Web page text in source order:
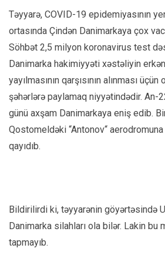
Təyyarə, COVID-19 epidemiyasının
ortasında Çindən Danimarkaya çox
Söhbət 2,5 milyon koronavirus test
Danimarka hakimiyyəti xəstəliyin
yayılmasının qarşısının alınması
şəhərlərə paylamaq niyyətindədir. An-
günü axşam Danimarkaya eniş edib.
Qostomeldəki “Antonov“
qayıdıb.
Bildirilirdi ki, təyyarənin göyərtəsində
Danimarka silahları ola bilər. Lakin bu
tapmayıb.